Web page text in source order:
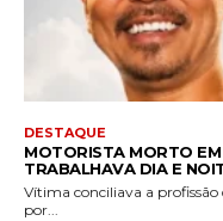
DESTAQUE
MOTORISTA MORTO
TRABALHAVA DIA E
Vítima conciliava a profissão
por...